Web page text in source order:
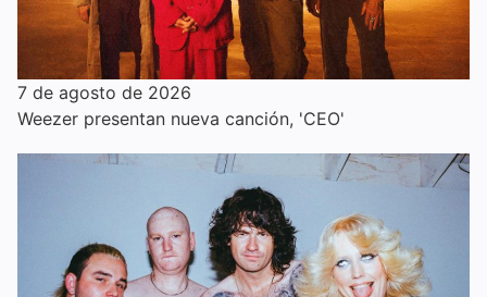
7 de agosto de 2026
Weezer presentan nueva canción, 'CEO'